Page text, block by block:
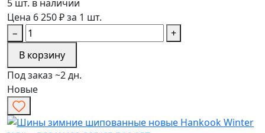
5 шт. в наличии
Цена 6 250 ₽ за 1 шт.
−
+
В корзину
Под заказ ~2 дн.
Новые